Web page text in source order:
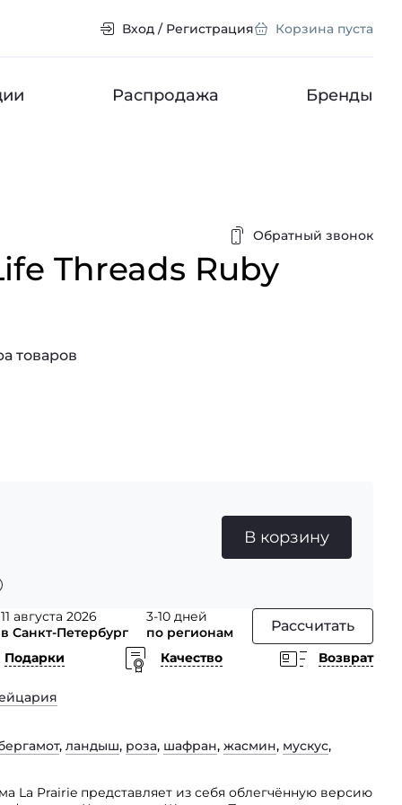
Вход / Регистрация Корзина пуста
Распродажа Бренды
Обратный звонок
Threads Ruby
товаров
В корзину
11 августа 2026
в Санкт-Петербург
3-10 дней
по регионам
Рассчитать
Подарки Качество
Возврат
, ландыш, роза, шафран, жасмин, мускус,
La Prairie представляет из себя облегчённую версию